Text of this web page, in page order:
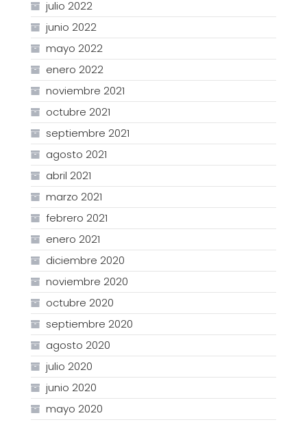
julio 2022
junio 2022
mayo 2022
enero 2022
noviembre 2021
octubre 2021
septiembre 2021
agosto 2021
abril 2021
marzo 2021
febrero 2021
enero 2021
diciembre 2020
noviembre 2020
octubre 2020
septiembre 2020
agosto 2020
julio 2020
junio 2020
mayo 2020